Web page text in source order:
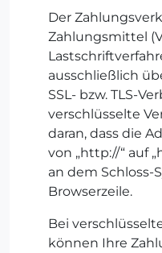
Der
Zahlungsmittel
ausschließlich
SSL- bzw. TLS-
verschlüsselte
daran, dass die
von „http://“ auf
an dem Schloss-
Browserzeile.
Bei
können Ihre